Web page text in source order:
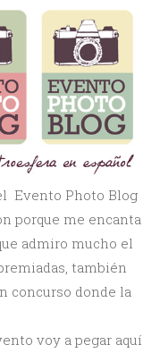
Evento Photo Blog
porque me encanta
admiro mucho el
también
concurso donde la
voy a pegar aquí